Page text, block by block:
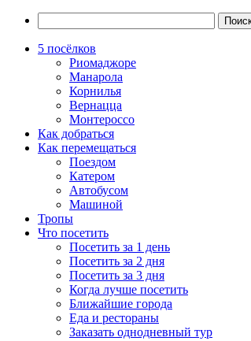
5 посёлков
Риомаджоре
Манарола
Корнилья
Вернацца
Монтероссо
Как добраться
Как перемещаться
Поездом
Катером
Автобусом
Машиной
Тропы
Что посетить
Посетить за 1 день
Посетить за 2 дня
Посетить за 3 дня
Когда лучше посетить
Ближайшие города
Еда и рестораны
Заказать однодневный тур